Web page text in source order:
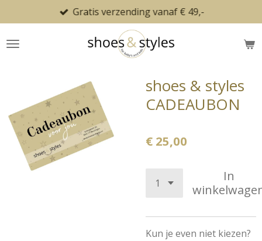
direct
naar
Gratis verzending vanaf € 49,-
shoes & styles
CADEAUBON
€ 25,00
In
Kun je even niet kiezen?